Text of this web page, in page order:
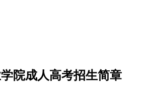
院成人高考招生简章